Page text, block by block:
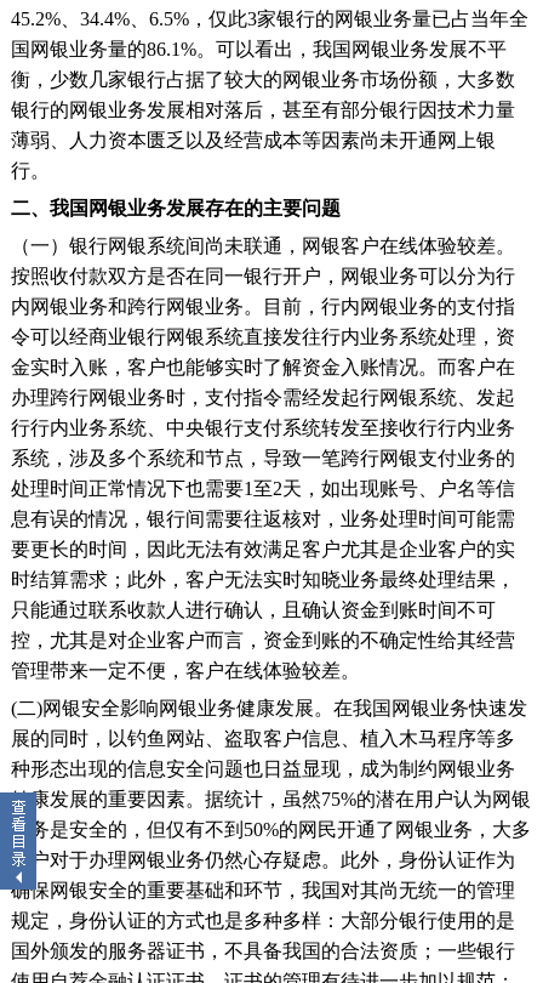
45.2%、34.4%、6.5%，仅此3家银行的网银业务量已占当年全
国网银业务量的86.1%。可以看出，我国网银业务发展不平
衡，少数几家银行占据了较大的网银业务市场份额，大多数
银行的网银业务发展相对落后，甚至有部分银行因技术力量
薄弱、人力资本匮乏以及经营成本等因素尚未开通网上银
行。
二、我国网银业务发展存在的主要问题
（一）银行网银系统间尚未联通，网银客户在线体验较差。
按照收付款双方是否在同一银行开户，网银业务可以分为行
内网银业务和跨行网银业务。目前，行内网银业务的支付指
令可以经商业银行网银系统直接发往行内业务系统处理，资
金实时入账，客户也能够实时了解资金入账情况。而客户在
办理跨行网银业务时，支付指令需经发起行网银系统、发起
行行内业务系统、中央银行支付系统转发至接收行行内业务
系统，涉及多个系统和节点，导致一笔跨行网银支付业务的
处理时间正常情况下也需要1至2天，如出现账号、户名等信
息有误的情况，银行间需要往返核对，业务处理时间可能需
要更长的时间，因此无法有效满足客户尤其是企业客户的实
时结算需求；此外，客户无法实时知晓业务最终处理结果，
只能通过联系收款人进行确认，且确认资金到账时间不可
控，尤其是对企业客户而言，资金到账的不确定性给其经营
管理带来一定不便，客户在线体验较差。
(二)网银安全影响网银业务健康发展。在我国网银业务快速发
展的同时，以钓鱼网站、盗取客户信息、植入木马程序等多
种形态出现的信息安全问题也日益显现，成为制约网银业务
健康发展的重要因素。据统计，虽然75%的潜在用户认为网银
业务是安全的，但仅有不到50%的网民开通了网银业务，大多
客户对于办理网银业务仍然心存疑虑。此外，身份认证作为
确保网银安全的重要基础和环节，我国对其尚无统一的管理
规定，身份认证的方式也是多种多样：大部分银行使用的是
国外颁发的服务器证书，不具备我国的合法资质；一些银行